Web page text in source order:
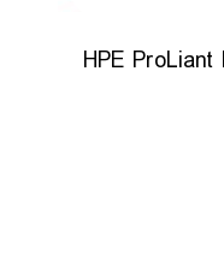
HPE